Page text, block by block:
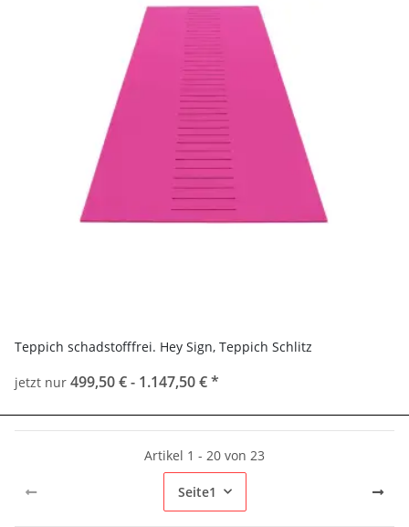
Teppich schadstofffrei. Hey Sign, Teppich Schlitz
jetzt nur 499,50 € - 1.147,50 €*
Artikel 1 - 20 von 23
Seite1